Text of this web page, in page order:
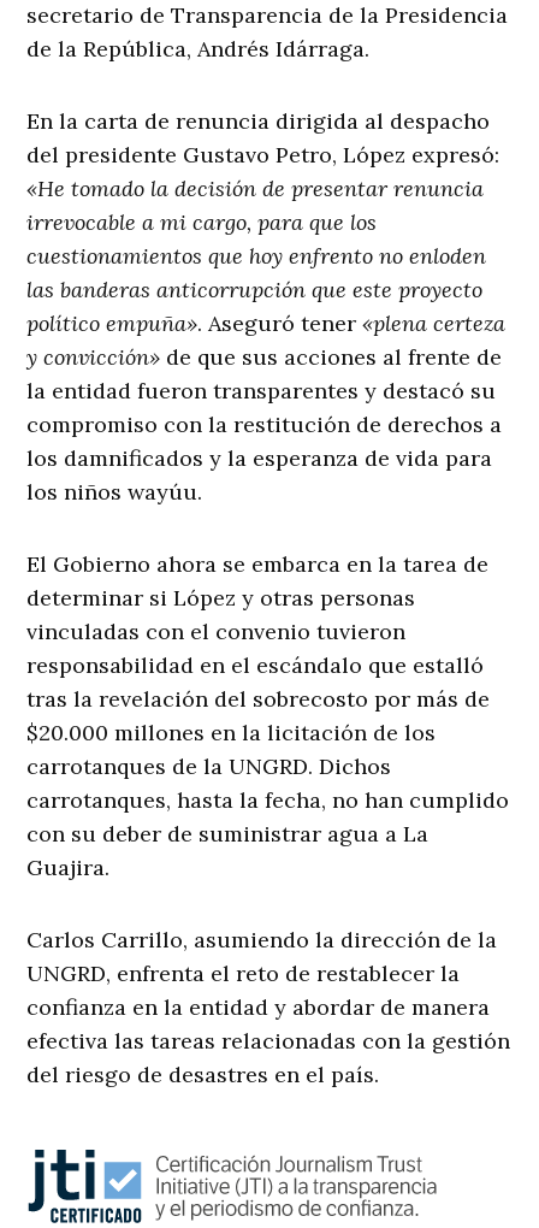
secretario de Transparencia de la Presidencia
de la República, Andrés Idárraga.
En la carta de renuncia dirigida al despacho
del presidente Gustavo Petro, López expresó:
«He tomado la decisión de presentar renuncia
irrevocable a mi cargo, para que los
cuestionamientos que hoy enfrento no enloden
las banderas anticorrupción que este proyecto
político empuña». Aseguró tener «plena certeza
y convicción» de que sus acciones al frente de
la entidad fueron transparentes y destacó su
compromiso con la restitución de derechos a
los damnificados y la esperanza de vida para
los niños wayúu.
El Gobierno ahora se embarca en la tarea de
determinar si López y otras personas
vinculadas con el convenio tuvieron
responsabilidad en el escándalo que estalló
tras la revelación del sobrecosto por más de
$20.000 millones en la licitación de los
carrotanques de la UNGRD. Dichos
carrotanques, hasta la fecha, no han cumplido
con su deber de suministrar agua a La
Guajira.
Carlos Carrillo, asumiendo la dirección de la
UNGRD, enfrenta el reto de restablecer la
confianza en la entidad y abordar de manera
efectiva las tareas relacionadas con la gestión
del riesgo de desastres en el país.